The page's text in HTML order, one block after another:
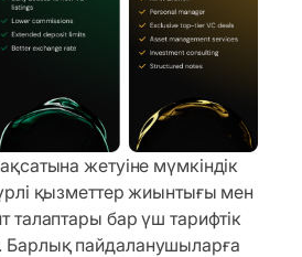
жетуіне мүмкіндік
қызметтер жиынтығы мен
талаптары бар үш тарифтік
пайдаланушыларға